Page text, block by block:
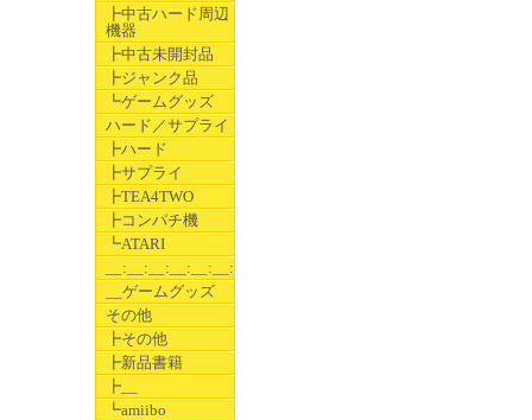
┣中古ハード周辺
機器
┣中古未開封品
┣ジャンク品
┗ゲームグッズ
ハード／サプライ
┣ハード
┣サプライ
┣TEA4TWO
┣コンパチ機
┗ATARI
__:__:__:__:__:__:__
__ゲームグッズ
その他
┣その他
┣新品書籍
┣__
┗amiibo